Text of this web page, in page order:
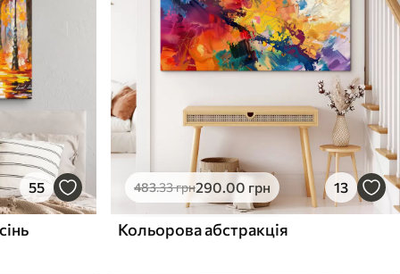
55 483.33грн290.00 грн 13
Кольорова абстракція